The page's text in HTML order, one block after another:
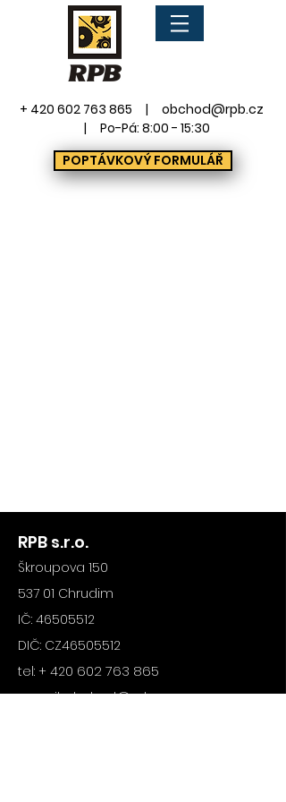
POPTÁVKOVÝ FORMULÁŘ
+ 420 602 763 865 | obchod@rpb.cz
| Po-Pá: 8:00 - 15:30
RPB s.r.o.
Škroupova 150
537 01 Chrudim
IČ: 46505512
DIČ: CZ46505512
tel: + 420 602 763 865
e-mail:obchod@rpb.cz